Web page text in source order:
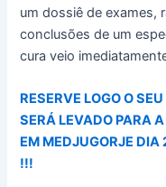
um dossiê de exames,
conclusões de um
cura veio
RESERVE LOGO O
SERÁ LEVADO PARA
EM MEDJUGORJE DIA
!!!